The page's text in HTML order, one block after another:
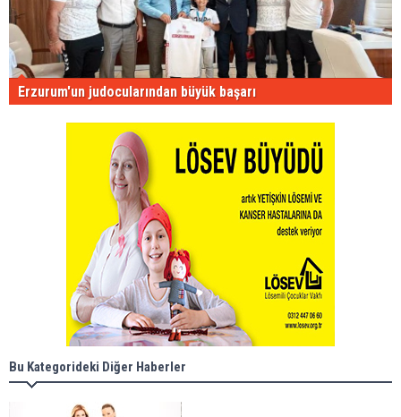
Erzurum'un judocularından büyük başarı
Bu Kategorideki Diğer Haberler